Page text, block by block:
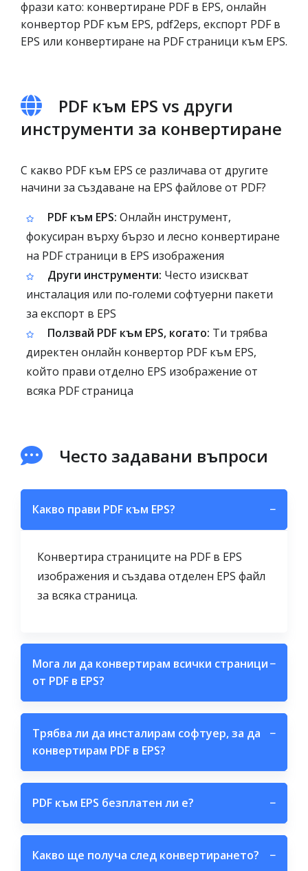
фрази като: конвертиране PDF в EPS, онлайн
конвертор PDF към EPS, pdf2eps, експорт PDF в
EPS или конвертиране на PDF страници към EPS.
PDF към EPS vs други
инструменти за конвертиране
С какво PDF към EPS се различава от другите
начини за създаване на EPS файлове от PDF?
PDF към EPS: Онлайн инструмент,
фокусиран върху бързо и лесно конвертиране
на PDF страници в EPS изображения
Други инструменти: Често изискват
инсталация или по‑големи софтуерни пакети
за експорт в EPS
Ползвай PDF към EPS, когато: Ти трябва
директен онлайн конвертор PDF към EPS,
който прави отделно EPS изображение от
всяка PDF страница
Често задавани въпроси
Какво прави PDF към EPS? −
Конвертира страниците на PDF в EPS
изображения и създава отделен EPS файл
за всяка страница.
Мога ли да конвертирам всички страници
от PDF в EPS?
−
Трябва ли да инсталирам софтуер, за да
конвертирам PDF в EPS?
−
PDF към EPS безплатен ли е? −
Какво ще получа след конвертирането? −